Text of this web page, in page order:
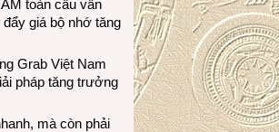
toàn cầu vẫn
giá bộ nhớ tăng
Grab Việt Nam
pháp tăng trưởng
mà còn phải